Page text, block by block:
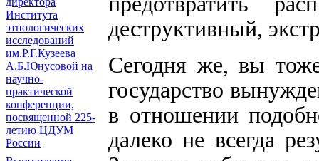
Института
этнологических
исследований
им.Р.Г.Кузеева
А.Б.Юнусовой на
научно-
практической
конференции,
посвященной 225-
летию ЦДУМ
России
деструктивный,
Сегодня же, вы
государство
в отношении
далеко не всегда